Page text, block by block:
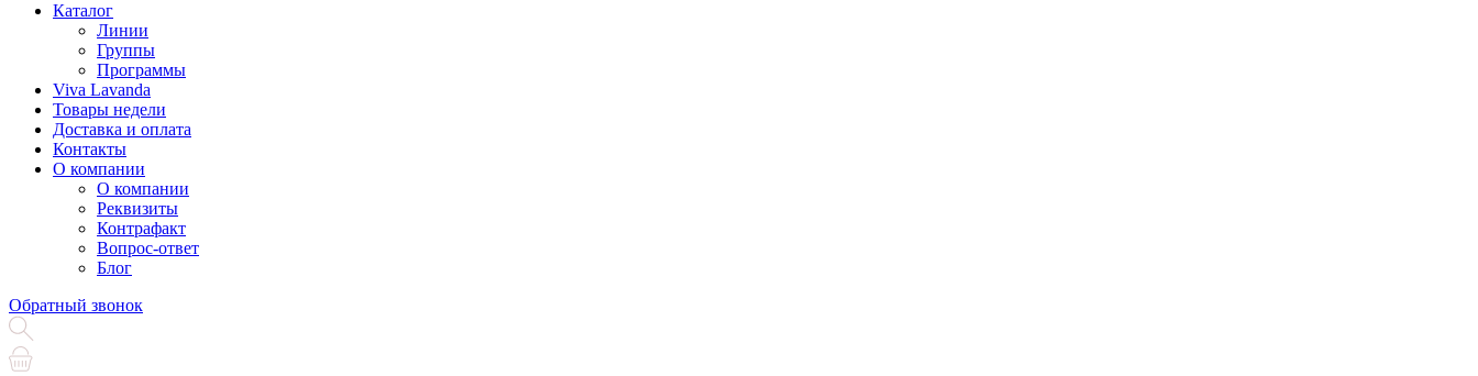
Каталог
Линии
Группы
Программы
Viva Lavanda
Товары недели
Доставка и оплата
Контакты
О компании
О компании
Реквизиты
Контрафакт
Вопрос-ответ
Блог
Обратный звонок